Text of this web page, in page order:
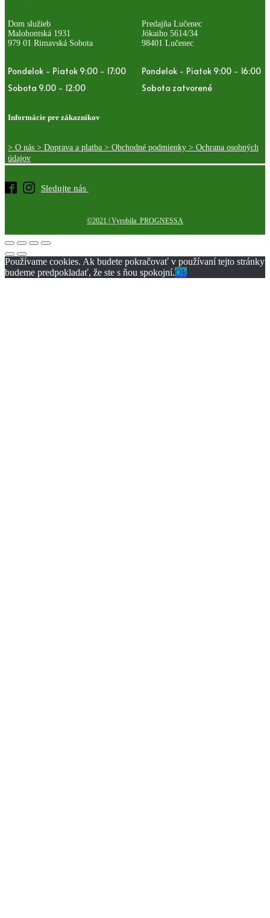
Dom služieb
Malohontská 1931
979 01 Rimavská Sobota
Pondelok - Piatok 9:00 - 17:00
Sobota 9.00 - 12:00
Predajňa Lučenec
Jókaiho 5614/34
98401 Lučenec
Pondelok - Piatok 9:00 - 16:00
Sobota zatvorené
Informácie pre zákazníkov
> O nás > Doprava a platba > Obchodné podmienky > Ochrana osobných
údajov
Sledujte nás
©2021 | Vyrobila PROGNESSA
Používame cookies. Ak budete pokračovať v používaní tejto stránky
budeme predpokladať, že ste s ňou spokojní.Ok